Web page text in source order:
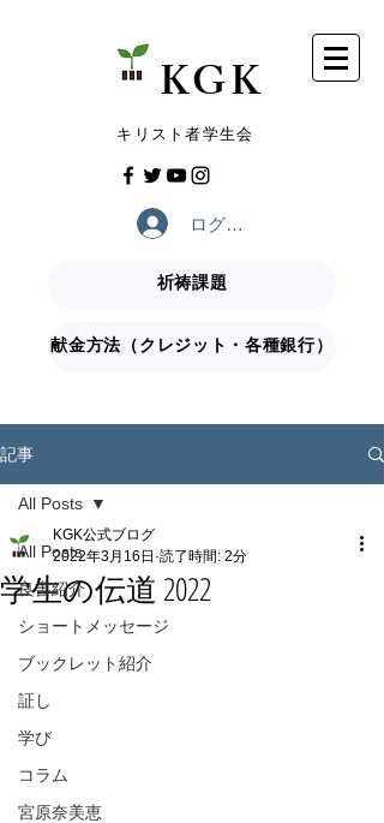
​KGK
​キリスト者学生会
ログイン
祈祷課題
献金方法（クレジット・各種銀行）
記事
All Posts
良書紹介
ショートメッセージ
ブックレット紹介
証し
学び
コラム
宮原奈美恵
All Posts
学生の伝道 2022
KGK公式ブログ
2022年3月16日 読了時間: 2分